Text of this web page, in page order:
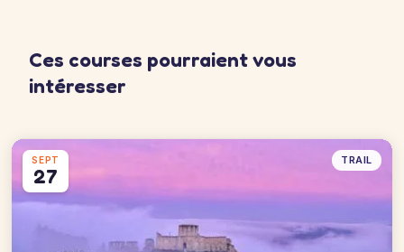
Ces courses pourraient vous
intéresser
SEPT
27
TRAIL